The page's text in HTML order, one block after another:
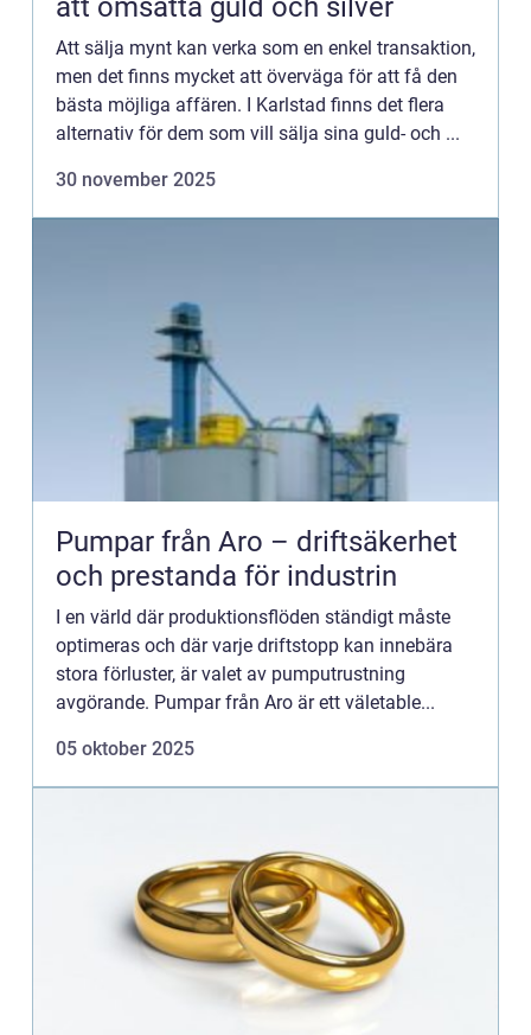
att omsätta guld och silver
Att sälja mynt kan verka som en enkel transaktion,
men det finns mycket att överväga för att få den
bästa möjliga affären. I Karlstad finns det flera
alternativ för dem som vill sälja sina guld- och ...
30 november 2025
Pumpar från Aro – driftsäkerhet
och prestanda för industrin
I en värld där produktionsflöden ständigt måste
optimeras och där varje driftstopp kan innebära
stora förluster, är valet av pumputrustning
avgörande. Pumpar från Aro är ett väletable...
05 oktober 2025